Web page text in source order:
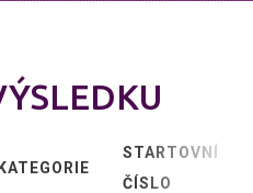
KATEGORIE
STARTOVNÍ
ČÍSLO